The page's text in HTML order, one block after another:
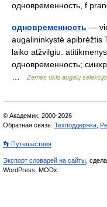
одновременность, f
одновременность —
augalininkystė apibrėžtis
laiko atžvilgiu.
одновременность;
Žemės ūkio augalų
© Академик, 2000-2026
Обратная связь: Техподдержка
👣 Путешествия
Экспорт словарей на сайты ,
WordPress, MODx.